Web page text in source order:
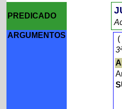
PREDICADO
ARGUMENTOS (